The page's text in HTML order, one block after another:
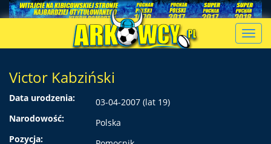
Victor Kabziński
Data urodzenia:
03-04-2007 (lat 19)
Narodowość:
Polska
Pozycja: